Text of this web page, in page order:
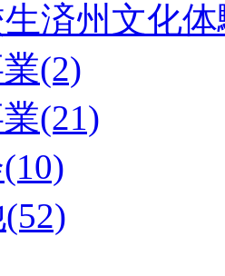
済州文化
(2)
(21)
(10)
(52)